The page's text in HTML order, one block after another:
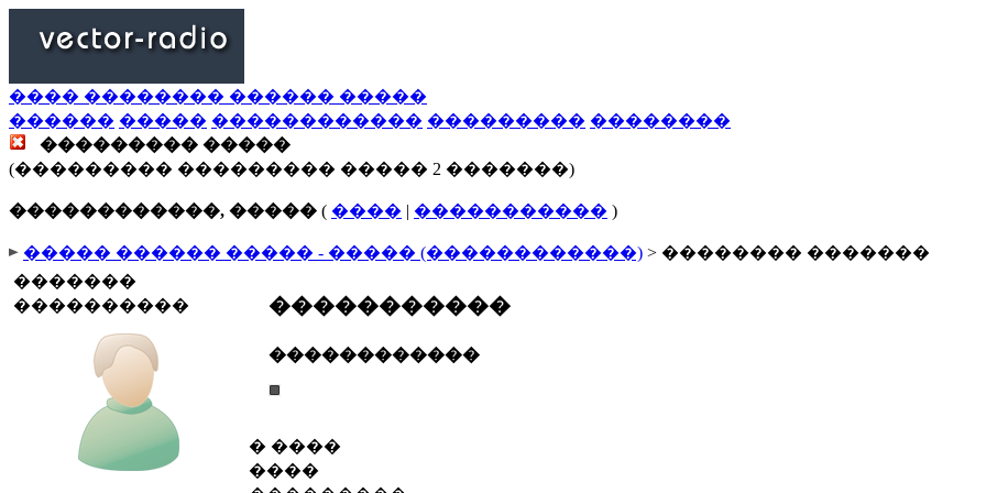
���� �������� ������ �����
������ ����� ������������ ��������� ��������
��������� �����
(��������� ��������� ����� 2 �������)
������������, ����� ( ���� | ����������� )
����� ������ ����� - ����� (������������) > �������� �������
�������
����������
�����������
������������
� ����
����